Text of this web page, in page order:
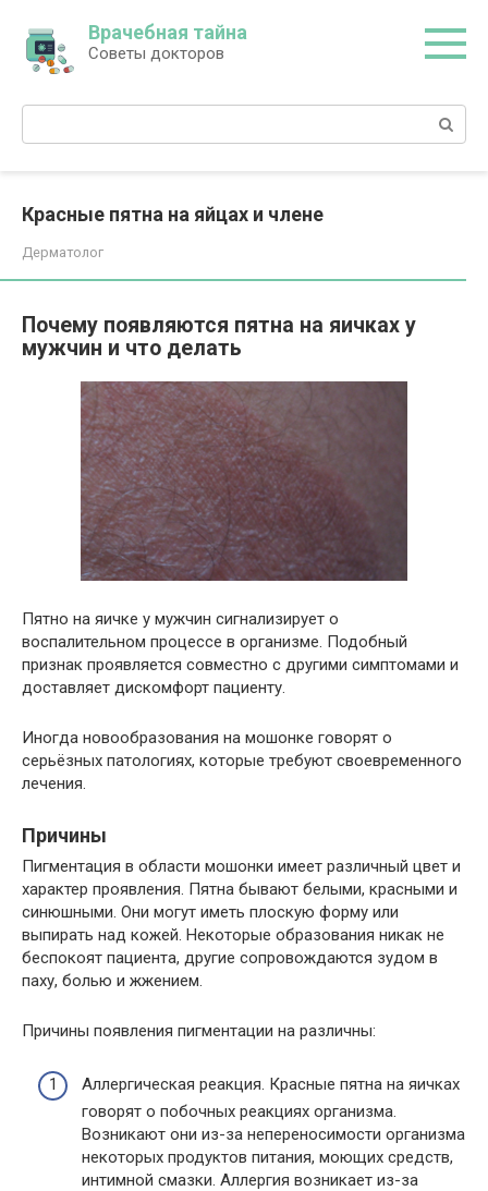
контенту
Врачебная тайна
Советы докторов
Поиск:
Красные пятна на яйцах и члене
Дерматолог
Почему появляются пятна на яичках у
мужчин и что делать
Пятно на яичке у мужчин сигнализирует о
воспалительном процессе в организме. Подобный
признак проявляется совместно с другими симптомами и
доставляет дискомфорт пациенту.
Иногда новообразования на мошонке говорят о
серьёзных патологиях, которые требуют своевременного
лечения.
Причины
Пигментация в области мошонки имеет различный цвет и
характер проявления. Пятна бывают белыми, красными и
синюшными. Они могут иметь плоскую форму или
выпирать над кожей. Некоторые образования никак не
беспокоят пациента, другие сопровождаются зудом в
паху, болью и жжением.
Причины появления пигментации на различны:
Аллергическая реакция. Красные пятна на яичках
говорят о побочных реакциях организма.
Возникают они из-за непереносимости организма
некоторых продуктов питания, моющих средств,
интимной смазки. Аллергия возникает из-за